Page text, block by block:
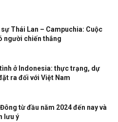
Thái Lan – Campuchia: Cuộc
người chiến thắng
ở Indonesia: thực trạng, dự
ra đối với Việt Nam
từ đầu năm 2024 đến nay và
lưu ý